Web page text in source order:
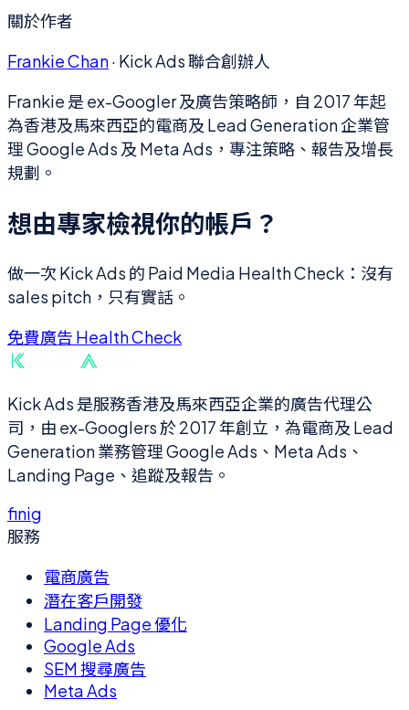
關於作者
Frankie Chan· Kick Ads 聯合創辦人
Frankie 是 ex-Googler 及廣告策略師，自 2017 年起
為香港及馬來西亞的電商及 Lead Generation 企業管
理 Google Ads 及 Meta Ads，專注策略、報告及增長
規劃。
想由專家檢視你的帳戶？
做一次 Kick Ads 的 Paid Media Health Check：沒有
sales pitch，只有實話。
免費廣告 Health Check
Kick Ads 是服務香港及馬來西亞企業的廣告代理公
司，由 ex-Googlers 於 2017 年創立，為電商及 Lead
Generation 業務管理 Google Ads、Meta Ads、
Landing Page、追蹤及報告。
finig
服務
電商廣告
潛在客戶開發
Landing Page 優化
Google Ads
SEM 搜尋廣告
Meta Ads